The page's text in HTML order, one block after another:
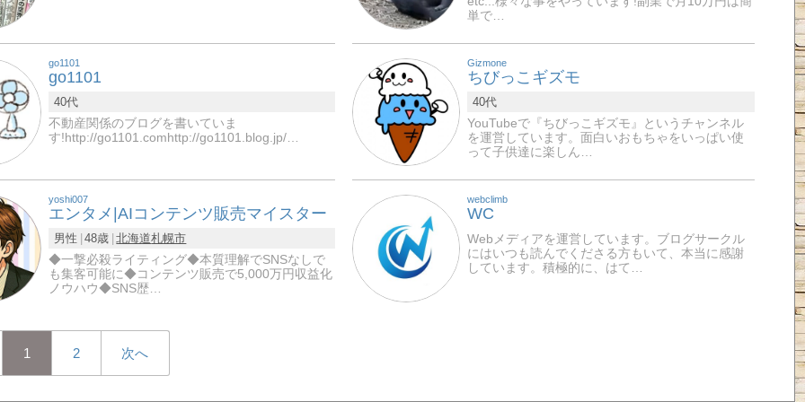
単で…
go1101
go1101
40代
不動産関係のブログを書いていま
す!http://go1101.comhttp://go1101.blog.jp/…
Gizmone
ちびっこギズモ
40代
YouTubeで『ちびっこギズモ』というチャンネル
を運営しています。面白いおもちゃをいっぱい使
って子供達に楽しん…
yoshi007
エンタメ|AIコンテンツ販売マイスター
男性 48歳 北海道札幌市
◆一撃必殺ライティング◆本質理解でSNSなしで
も集客可能に◆コンテンツ販売で5,000万円収益化
ノウハウ◆SNS歴…
webclimb
WC
Webメディアを運営しています。ブログサークル
にはいつも読んでくださる方もいて、本当に感謝
しています。積極的に、はて…
1 2 次へ